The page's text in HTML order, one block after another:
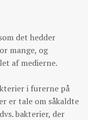
det hedder
mange, og
af medierne.
i furerne på
er tale om såkaldte
bakterier, der